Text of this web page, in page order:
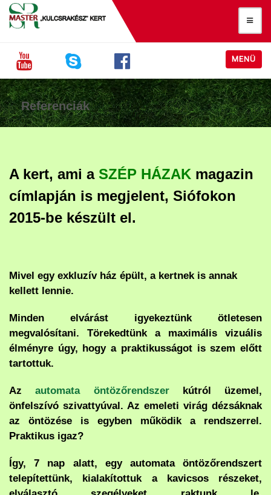
MENÜ
Referenciák
A kert, ami a SZÉP HÁZAK magazin
címlapján is megjelent, Siófokon
2015-be készült el.
Mivel egy exkluzív ház épült, a kertnek is annak
kellett lennie.
Minden elvárást igyekeztünk ötletesen
megvalósítani. Törekedtünk a maximális vizuális
élményre úgy, hogy a praktikusságot is szem előtt
tartottuk.
Azautomata öntözőrendszerkútról üzemel,
önfelszívó szivattyúval. Az emeleti virág dézsáknak
az öntözése is egyben működik a rendszerrel.
Praktikus igaz?
Így, 7 nap alatt, egy automata öntözőrendszert
telepítettünk, kialakítottuk a kavicsos részeket,